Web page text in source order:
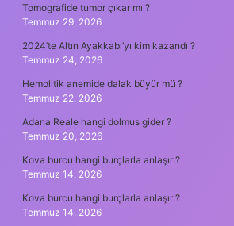
Tomografide tumor çıkar mı ?
Temmuz 29, 2026
2024’te Altın Ayakkabı’yı kim kazandı ?
Temmuz 24, 2026
Hemolitik anemide dalak büyür mü ?
Temmuz 22, 2026
Adana Reale hangi dolmus gider ?
Temmuz 20, 2026
Kova burcu hangi burçlarla anlaşır ?
Temmuz 14, 2026
Kova burcu hangi burçlarla anlaşır ?
Temmuz 14, 2026